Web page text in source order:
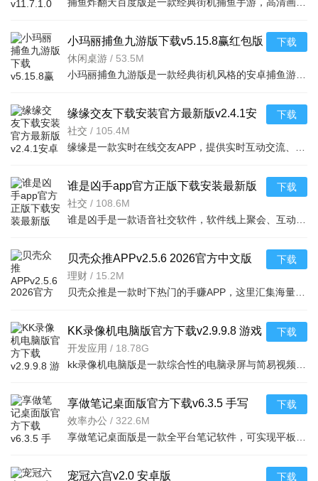
小玛丽捕鱼九游版下载v5.15.8赢红包版
捕鱼手游
休闲桌游 / 53.5M
下载
缘缘交友下载安装官方最新版v2.4.1安
卓版
社交 / 105.4M
下载
谁是凶手app官方正版下载安装最新版
v1.6.7.2安卓版
社交 / 108.6M
下载
贝壳众推APPv2.5.6 2026官方中文版
理财 / 15.2M
下载
KK录像机电脑版官方下载v2.9.9.8 游戏
屏幕录制网课课件视频剪辑工具
开发应用 / 18.78G
下载
享做笔记桌面版官方下载v6.3.5 手写
PDF批注无界笔记
效率办公 / 322.6M
下载
宠冠六宫v2.0 安卓版 下载